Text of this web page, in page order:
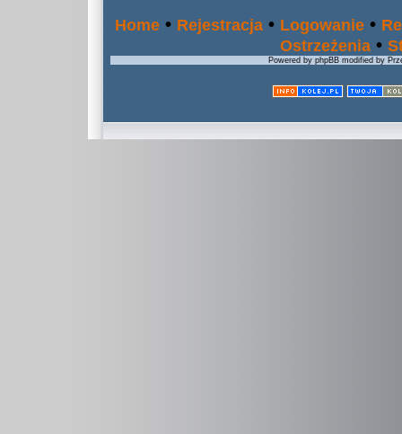
Home • Rejestracja • Logowanie •
Ostrzeżenia •
Powered by phpBB modified by